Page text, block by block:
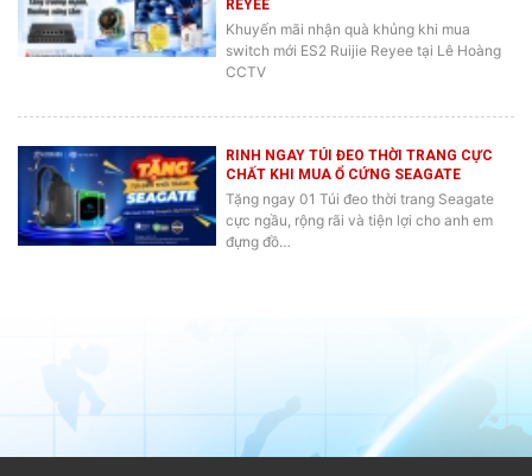
Khuyến mãi nhận quà khủng khi mua
switch mới ES2 Ruijie Reyee tại Lê Hoàng
CCTV
CHẤT KHI MUA Ổ CỨNG SEAGATE
Tặng ngay 01 Túi đeo thời trang Seagate
cực ngầu, rộng rãi và tiện lợi cho anh em
đựng đồ…